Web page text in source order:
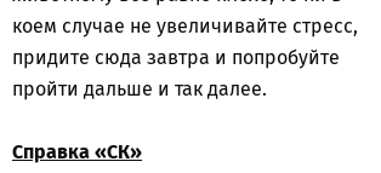
коем случае не увеличивайте стресс,
придите сюда завтра и попробуйте
пройти дальше и так далее.
Справка «СК»